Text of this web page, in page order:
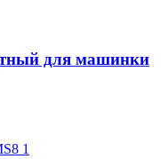
для машинки